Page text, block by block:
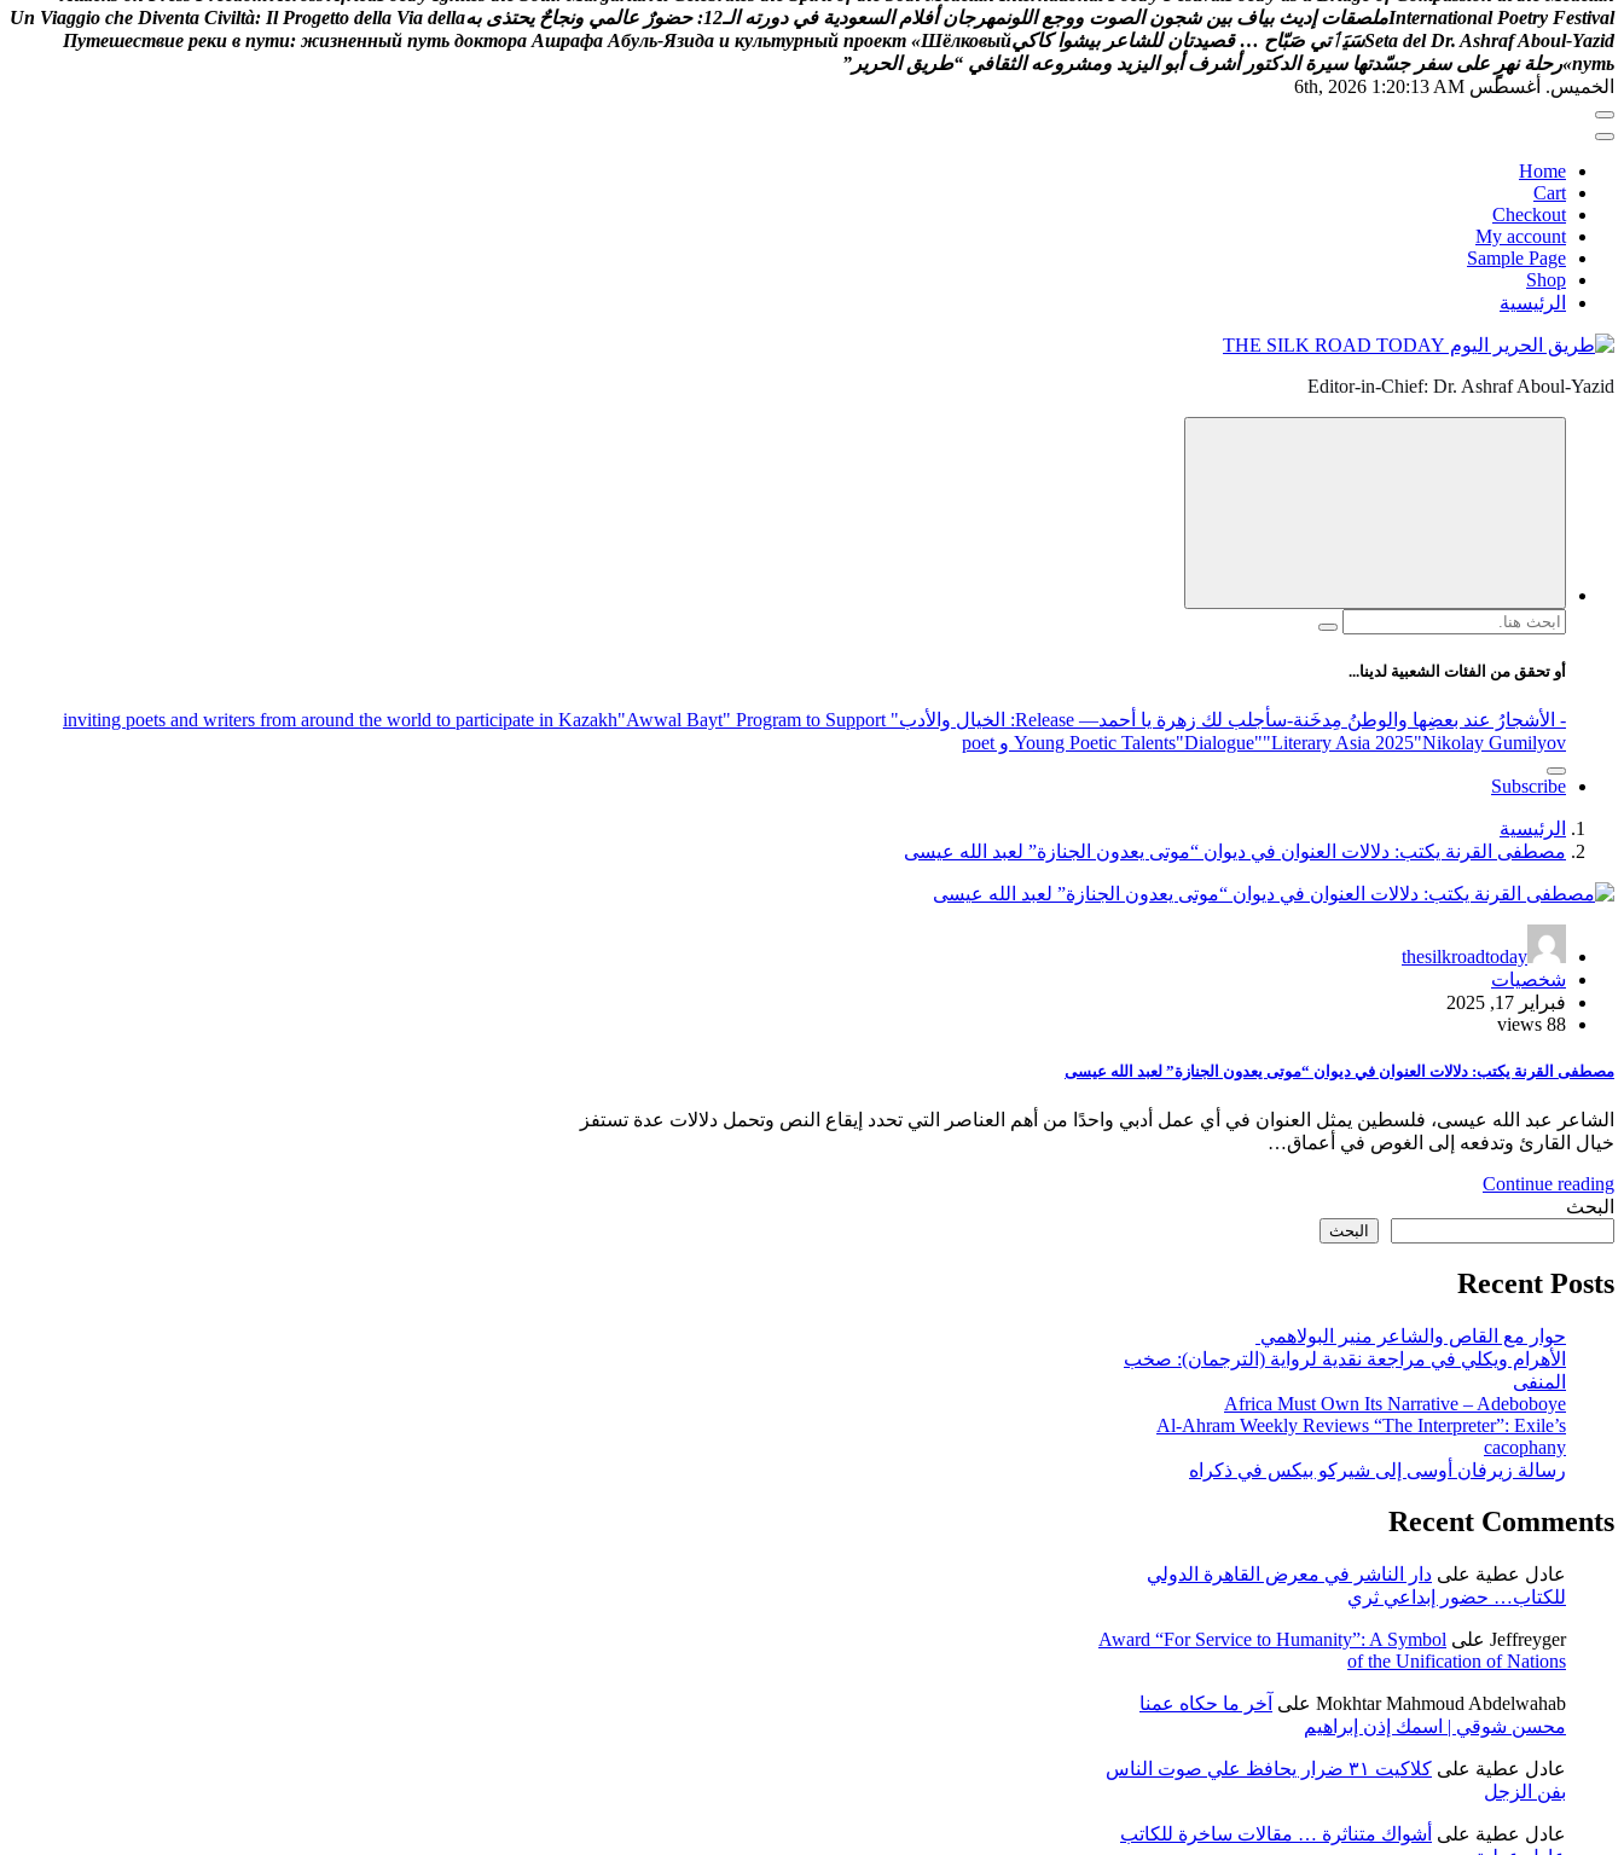
International Poetry Festival ملصقات إديث بياف بين شجون الصوت ووجع اللونمهرجان أفلم السعودية في دورته الـ 12
: حضور عالمي ونجاح يحتذى به Un Viaggio che Diventa Civiltà: Il Progetto della Via della
Seta del Dr. AshrafAboul-Yazid سيٲتي صباح … قصيدتان للشاعر بيشوا كاكي Путешествие реки в пути: жизненный путь доктора Ашрафа Абуль-Язида и культурный проект «Шёлковый
путь
»رحلة نهر على سفر جسدتها سيرة الدكتور أشرف أبو اليزيد ومشر وعه الثقافي “طريق الحرير ”
الخميس. أغسطس 6th, 2026 1:20:14 AM
Home
Cart
Checkout
My account
Sample Page
Shop
الرئيسية
Editor-in-Chief: Dr. Ashraf Aboul-Yazid
البحث
أو تحقق من الفئات الشعبية لدينا...
- الأشجارُ عند بعضِها والوطنُ مِدخَنة-سأجلب لك زهرة يا أحمد— Release : الخيال والأدب" inviting poets and writers from around the world to participate in Kazakh
"Awwal Bayt" Program to Support
Young Poetic Talents"Dialogue""Literary Asia 2025"Nikolay Gumilyov و poet
Subscribe
الرئيسية
مصطفى القرنة يكتب: دلالات العنوان في ديوان “موتى يعدون الجنازة” لعبد الله عيسى
thesilkroadtoday
شخصيات
فبراير 17, 2025
88 views
مصطفى القرنة يكتب: دلالات العنوان في ديوان “موتى يعدون الجنازة” لعبد الله عيسى
الشاعر عبد الله عيسى، فلسطين يمثل العنوان في أي عمل أدبي واحدًا من أهم العناصر التي تحدد إيقاع النص وتحمل دلالات عدة تستفز
خيال القارئ وتدفعه إلى الغوص في أعماق…
Continue reading
البحث
البحث
Recent Posts
حوار مع القاص والشاعر منير البولاهمي
الأهرام ويكلي في مراجعة نقدية لرواية (الترجمان): صخب
المنفى
Africa Must Own Its Narrative – Adeboboye
Al-Ahram Weekly Reviews “The Interpreter”: Exile’s
cacophany
رسالة زيرفان أوسى إلى شيركو بيكس في ذكراه
Recent Comments
عادل عطية على دار الناشر في معرض القاهرة الدولي
للكتاب… حضور إبداعي ثري
Jeffreyger على Award “For Service to Humanity”: A Symbol
of the Unification of Nations
Mokhtar Mahmoud Abdelwahab على آخر ما حكاه عمنا
محسن شوقي | اسمك إذن إبراهيم
عادل عطية على
كلاكيت ٣١ ضرار يحافظ علي صوت الناس
بفن الزجل
عادل عطية على أشواك متناثرة … مقالات ساخرة للكاتب